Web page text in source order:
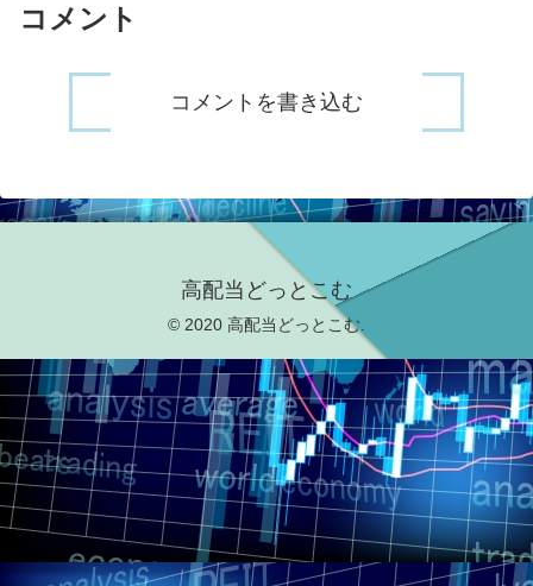
コメント
コメントを書き込む
高配当どっとこむ
© 2020 高配当どっとこむ.